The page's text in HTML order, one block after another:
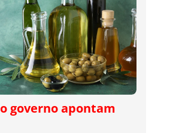
governo apontam